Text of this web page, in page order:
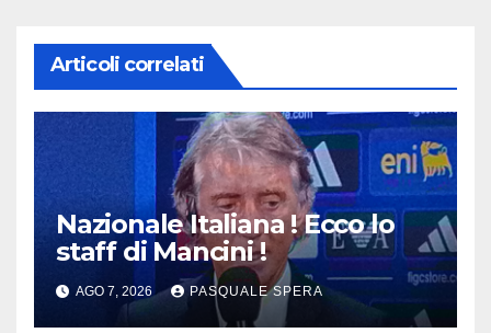
Articoli correlati
Nazionale Italiana ! Ecco lo
staff di Mancini !
AGO 7, 2026 PASQUALE SPERA